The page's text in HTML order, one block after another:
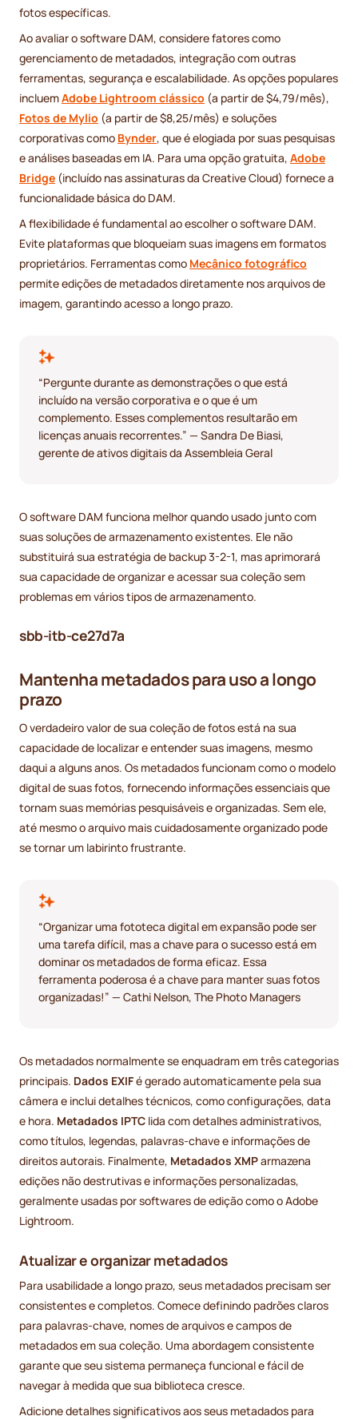
fotos específicas.
Ao avaliar o software DAM, considere fatores como
gerenciamento de metadados, integração com outras
ferramentas, segurança e escalabilidade. As opções populares
incluemAdobe Lightroom clássico (a partir de $4,79/mês),
Fotos de Mylio (a partir de $8,25/mês) e soluções
corporativas como Bynder, que é elogiada por suas pesquisas
e análises baseadas em IA. Para uma opção gratuita, Adobe
Bridge (incluído nas assinaturas da Creative Cloud) fornece a
funcionalidade básica do DAM.
A flexibilidade é fundamental ao escolher o software DAM.
Evite plataformas que bloqueiam suas imagens em formatos
proprietários. Ferramentas como Mecânico fotográfico
permite edições de metadados diretamente nos arquivos de
imagem, garantindo acesso a longo prazo.
“Pergunte durante as demonstrações o que está
incluído na versão corporativa e o que é um
complemento. Esses complementos resultarão em
licenças anuais recorrentes.” — Sandra De Biasi,
gerente de ativos digitais da Assembleia Geral
O software DAM funciona melhor quando usado junto com
suas soluções de armazenamento existentes. Ele não
substituirá sua estratégia de backup 3-2-1, mas aprimorará
sua capacidade de organizar e acessar sua coleção sem
problemas em vários tipos de armazenamento.
sbb-itb-ce27d7a
Mantenha metadados para uso a longo
prazo
O verdadeiro valor de sua coleção de fotos está na sua
capacidade de localizar e entender suas imagens, mesmo
daqui a alguns anos. Os metadados funcionam como o modelo
digital de suas fotos, fornecendo informações essenciais que
tornam suas memórias pesquisáveis e organizadas. Sem ele,
até mesmo o arquivo mais cuidadosamente organizado pode
se tornar um labirinto frustrante.
“Organizar uma fototeca digital em expansão pode ser
uma tarefa difícil, mas a chave para o sucesso está em
dominar os metadados de forma eficaz. Essa
ferramenta poderosa é a chave para manter suas fotos
organizadas!” — Cathi Nelson, The Photo Managers
Os metadados normalmente se enquadram em três categorias
principais. Dados EXIFé gerado automaticamente pela sua
câmera e inclui detalhes técnicos, como configurações, data
e hora. Metadados IPTC lida com detalhes administrativos,
como títulos, legendas, palavras-chave e informações de
direitos autorais. Finalmente, Metadados XMParmazena
edições não destrutivas e informações personalizadas,
geralmente usadas por softwares de edição como o Adobe
Lightroom.
Atualizar e organizar metadados
Para usabilidade a longo prazo, seus metadados precisam ser
consistentes e completos. Comece definindo padrões claros
para palavras-chave, nomes de arquivos e campos de
metadados em sua coleção. Uma abordagem consistente
garante que seu sistema permaneça funcional e fácil de
navegar à medida que sua biblioteca cresce.
Adicione detalhes significativos aos seus metadados para